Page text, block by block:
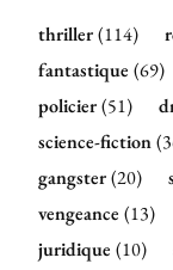
thriller(114)
fantastique (69)
policier(51)
science-fiction
gangster(20)
vengeance (13)
juridique (10)